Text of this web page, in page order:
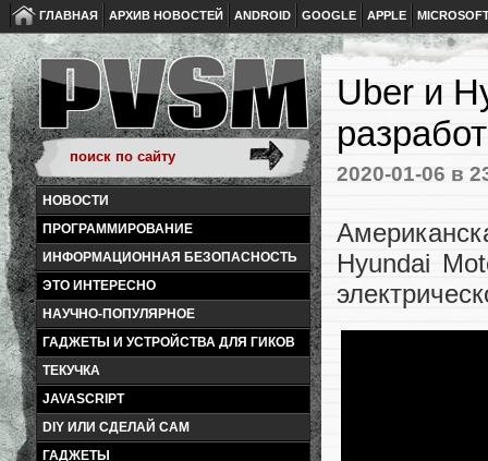
ГЛАВНАЯ АРХИВ НОВОСТЕЙ ANDROID GOOGLE APPLE
НОВОСТИ
ПРОГРАММИРОВАНИЕ
ИНФОРМАЦИОННАЯ БЕЗОПАСНОСТЬ
ЭТО ИНТЕРЕСНО
НАУЧНО-ПОПУЛЯРНОЕ
ГАДЖЕТЫ И УСТРОЙСТВА ДЛЯ ГИКОВ
ТЕКУЧКА
JAVASCRIPT
DIY ИЛИ СДЕЛАЙ САМ
ГАДЖЕТЫ
Uber и
2020-01-06 в
Hyundai